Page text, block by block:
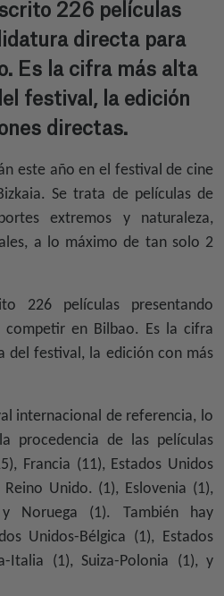
226 películas
directa para
Es la cifra más alta
festival, la edición
directas.
este año en el festival de cine
Se trata de películas de
extremos y naturaleza,
a lo máximo de tan solo 2
226 películas presentando
competir en Bilbao. Es la cifra
del festival, la edición con más
internacional de referencia, lo
procedencia de las películas
Francia (11), Estados Unidos
Unido. (1), Eslovenia (1),
Noruega (1). También hay
Unidos-Bélgica (1), Estados
Italia (1), Suiza-Polonia (1), y